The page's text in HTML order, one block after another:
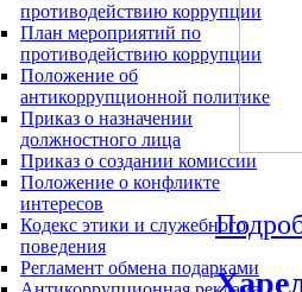
противодействию коррупции
План мероприятий по
противодействию коррупции
Положение об
антикоррупционной политике
Приказ о назначении
должностного лица
Приказ о создании комиссии
Положение о конфликте
интересов
Кодекс этики и служебного
поведения
Регламент обмена подарками